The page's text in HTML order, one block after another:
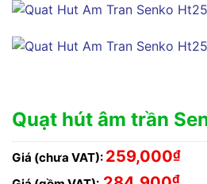
Quạt hút âm trần
Giá (chưa VAT): 259,000₫
₫